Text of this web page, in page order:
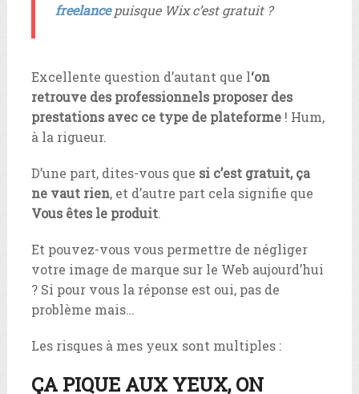
freelancepuisque Wix c’est gratuit ?
Excellente question d’autant que l‘on
retrouve des professionnels proposer des
prestations avec ce type de plateforme! Hum,
à la rigueur.
D’une part, dites-vous que si c’est gratuit, ça
ne vaut rien, et d’autre part cela signifie que
Vous êtes le produit.
Et pouvez-vous vous permettre de négliger
votre image de marque sur le Web aujourd’hui
? Si pour vous la réponse est oui, pas de
problème mais…
Les risques à mes yeux sont multiples :
ÇA PIQUE AUX YEUX, ON